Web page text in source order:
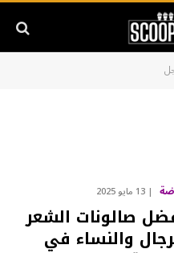
13 مايو 2025
صالونات الشعر
والنساء في